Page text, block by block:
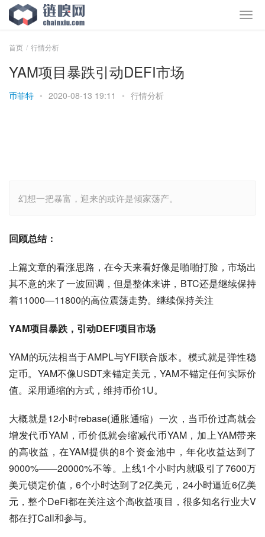
首页 行情分析
YAM项目暴跌引动DEFI市场
币菲特 • 2020-08-13 19:11 • 行情分析
幻想一把暴富，迎来的或许是倾家荡产。
回顾总结：
上篇文章的看涨思路，在今天来看好像是啪啪打脸，市场出
其不意的来了一波回调，但是整体来讲，BTC还是继续保持
着11000—11800的高位震荡走势。继续保持关注
YAM项目暴跌，引动DEFI项目市场
YAM的玩法相当于AMPL与YFI联合版本。模式就是弹性稳
定币。YAM不像USDT来锚定美元，YAM不锚定任何实际价
值。采用通缩的方式，维持币价1U。
大概就是12小时rebase(通胀通缩）一次，当币价过高就会
增发代币YAM，币价低就会缩减代币YAM，加上YAM带来
的高收益，在YAM提供的8个资金池中，年化收益达到了
9000%——20000%不等。上线1个小时内就吸引了7600万
美元锁定价值，6个小时达到了2亿美元，24小时逼近6亿美
元，整个DeFi都在关注这个高收益项目，很多知名行业大V
都在打Call和参与。